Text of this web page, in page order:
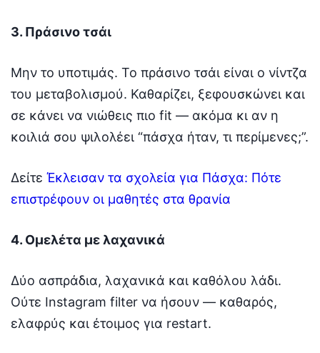
3. Πράσινο τσάι
Μην το υποτιμάς. Το πράσινο τσάι είναι ο νίντζα
του μεταβολισμού. Καθαρίζει, ξεφουσκώνει και
σε κάνει να νιώθεις πιο fit — ακόμα κι αν η
κοιλιά σου ψιλολέει “πάσχα ήταν, τι περίμενες;”.
Δείτε Έκλεισαν τα σχολεία για Πάσχα: Πότε
επιστρέφουν οι μαθητές στα θρανία
4. Ομελέτα με λαχανικά
Δύο ασπράδια, λαχανικά και καθόλου λάδι.
Ούτε Instagram filter να ήσουν — καθαρός,
ελαφρύς και έτοιμος για restart.